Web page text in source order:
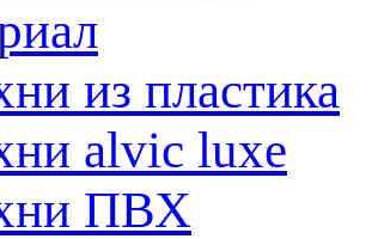
из пластика
alvic luxe
ПВХ